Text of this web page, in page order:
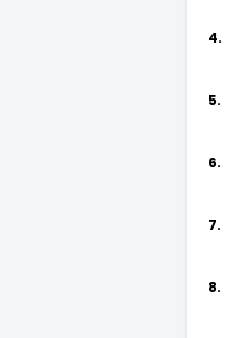
4.
5.
6.
7.
8.